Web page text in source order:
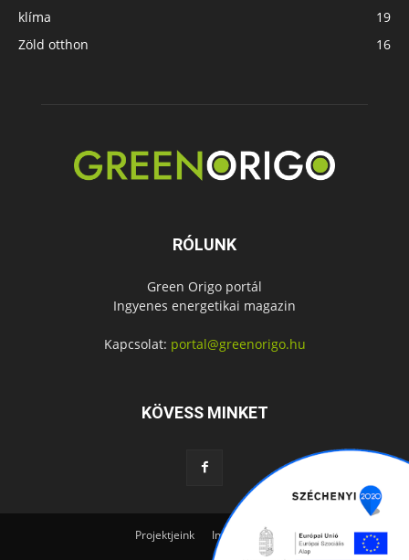
klíma
19
Zöld otthon
16
RÓLUNK
Green Origo portál
Ingyenes energetikai magazin
Kapcsolat: portal@greenorigo.hu
KÖVESS MINKET
Projektjeink Impresszum